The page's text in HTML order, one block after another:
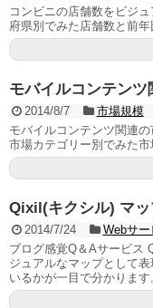
コンビニの店舗数をビジ
府県別でみた店舗数と前年
モバイルコンテン
2014/8/7
市場規模
モバイルコンテンツ関連
市場カテゴリー別でみた市
Qixil(キクシル) マッ
2014/7/24
Webサ
ブログ感覚Q＆Aサービス
ジュアルなマップとして
いるかが一目で分かります